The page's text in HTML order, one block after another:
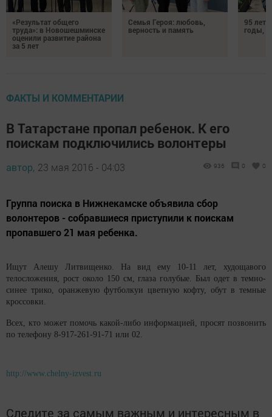
«Результат общего
труда»: в Новошешминске
оценили развитие района
за 5 лет
Семья Героя: любовь,
верность и память
95 лет
годы,
ФАКТЫ И КОММЕНТАРИИ
В Татарстане пропал ребенок. К его
поискам подключились волонтеры
автор, 23 мая 2016 - 04:03 936 0 0
Группа поиска в Нижнекамске объявила сбор
волонтеров - собравшиеся приступили к поискам
пропавшего 21 мая ребенка.
Ищут Алешу Литвищенко. На вид ему 10-11 лет, худощавого
телосложения, рост около 150 см, глаза голубые. Был одет в темно-
синее трико, оранжевую футболкуи цветную кофту, обут в темные
кроссовки.
Всех, кто может помочь какой-либо информацией, просят позвонить
по телефону 8-917-261-91-71 или 02.
http://www.chelny-izvest.ru
Следите за самым важным и интересным в